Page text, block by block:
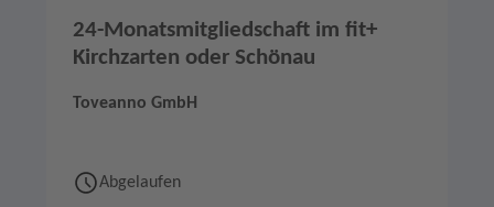
24-Monatsmitgliedschaft im fit+
Kirchzarten oder Schönau
Toveanno GmbH
Abgelaufen